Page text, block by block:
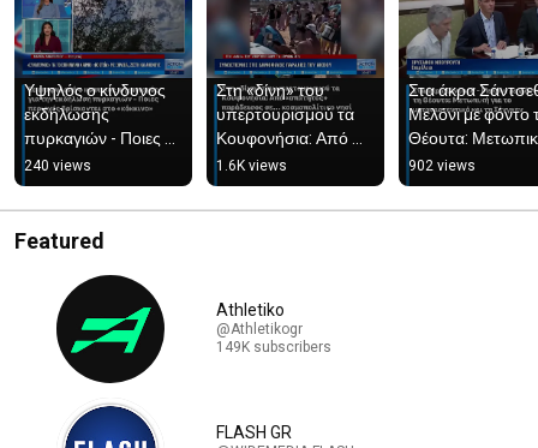
Υψηλός ο κίνδυνος
εκδήλωσης
πυρκαγιών - Ποιες
περιοχές βρίσκονται
στο «κόκκινο» |
ACTION 24
240 views
Στη «δίνη» του
υπερτουρισμού τα
Κουφονήσια: Από
«απάτητος»
παράδεισος σε...
κοσμοπολίτικο νησί
1.6K views
Στα άκρα
Μελόνι με φόντο
Θέουτα:
για το
μεταναστευτικό
τη Σένγκεν
902 views
Featured
Athletiko
@Athletikogr
149K subscribers
FLASH GR